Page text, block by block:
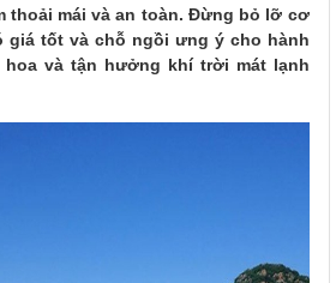
thoải mái và an toàn. Đừng bỏ lỡ cơ
giá tốt và chỗ ngồi ưng ý cho hành
hoa và tận hưởng khí trời mát lạnh